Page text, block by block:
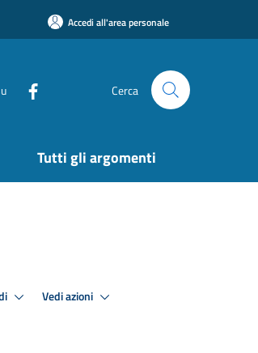
Accedi all'area personale
Cerca
Tutti gli argomenti
Vedi azioni